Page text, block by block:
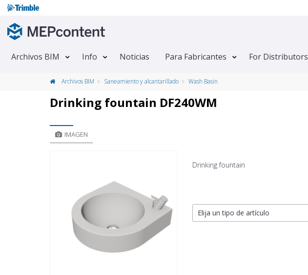
Archivos BIM Info Noticias Para Fabricantes For Distributors
Archivos BIM Saneamiento y alcantarillado Wash Basin
Drinking fountain DF240WM
IMAGEN
Drinking fountain
Elija un tipo de artículo